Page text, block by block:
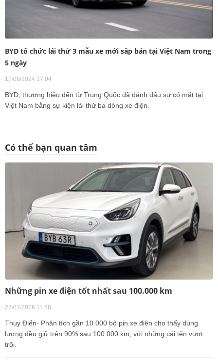
BYD tổ chức lái thử 3 mẫu xe mới sắp bán tại Việt Nam trong
5 ngày
17/06/2024 17:04
BYD, thương hiệu đến từ Trung Quốc đã đánh dấu sự có mặt tại
Việt Nam bằng sự kiện lái thử ba dòng xe điện.
Có thể bạn quan tâm
Những pin xe điện tốt nhất sau 100.000 km
23/07/2026 11:58
Thụy Điển- Phân tích gần 10.000 bộ pin xe điện cho thấy dung
lượng đều giữ trên 90% sau 100.000 km, với những cái tên vượt
trội.